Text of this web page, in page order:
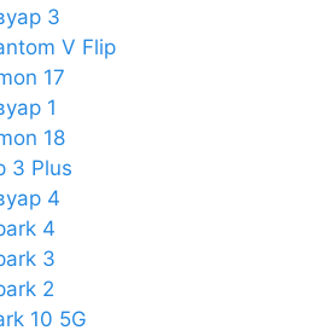
3
V Flip
17
1
18
3 Plus
4
4
3
2
10 5G